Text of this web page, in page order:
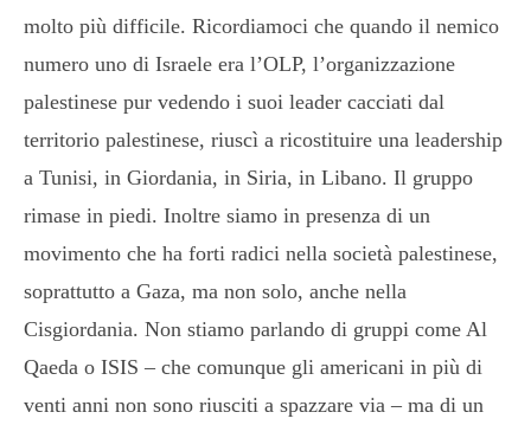
molto più difficile. Ricordiamoci che quando il nemico
numero uno di Israele era l’OLP, l’organizzazione
palestinese pur vedendo i suoi leader cacciati dal
territorio palestinese, riuscì a ricostituire una leadership
a Tunisi, in Giordania, in Siria, in Libano. Il gruppo
rimase in piedi. Inoltre siamo in presenza di un
movimento che ha forti radici nella società palestinese,
soprattutto a Gaza, ma non solo, anche nella
Cisgiordania. Non stiamo parlando di gruppi come Al
Qaeda o ISIS – che comunque gli americani in più di
venti anni non sono riusciti a spazzare via – ma di un